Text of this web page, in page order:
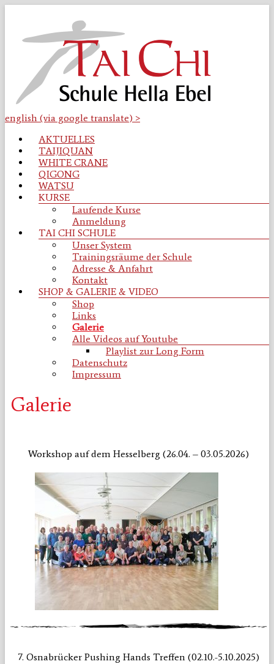
springen
Chi
Schule
Osnabrück
Taijiquan
WhiteCrane
english (via google translate) >
Menü
AKTUELLES
TAIJIQUAN
WHITE CRANE
QIGONG
WATSU
KURSE
Laufende Kurse
Anmeldung
TAI CHI SCHULE
Unser System
Trainingsräume der Schule
Adresse & Anfahrt
Kontakt
SHOP & GALERIE & VIDEO
Shop
Links
Galerie
Alle Videos auf Youtube
Playlist zur Long Form
Datenschutz
Impressum
Galerie
Workshop auf dem Hesselberg (26.04. – 03.05.2026)
7. Osnabrücker Pushing Hands Treffen (02.10.-5.10.2025)